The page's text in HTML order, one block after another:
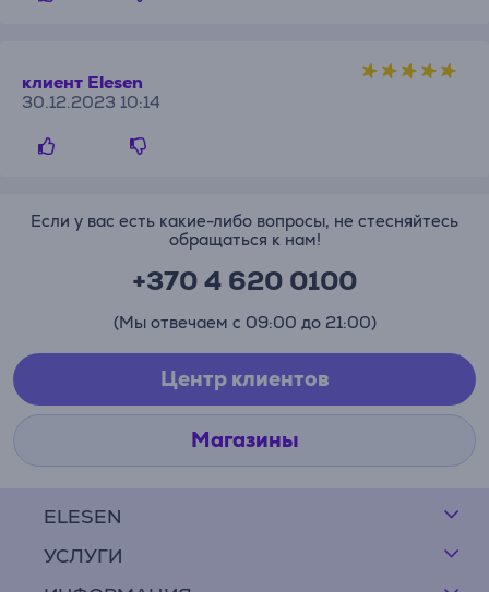
клиент Elesen
30.12.2023 10:14
ELESEN
УСЛУГИ
Если у вас есть какие-либо вопросы, не стесняйтесь
обращаться к нам!
+370 4 620 0100
(Мы отвечаем с 09:00 до 21:00)
Центр клиентов
Магазины